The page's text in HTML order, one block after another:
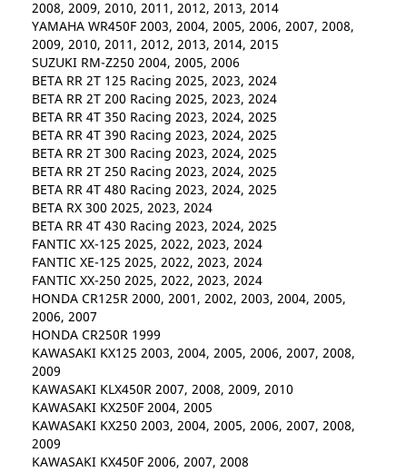
2008, 2009, 2010, 2011, 2012, 2013, 2014
YAMAHA WR450F 2003, 2004, 2005, 2006, 2007, 2008,
2009, 2010, 2011, 2012, 2013, 2014, 2015
SUZUKI RM-Z250 2004, 2005, 2006
BETA RR 2T 125 Racing 2025, 2023, 2024
BETA RR 2T 200 Racing 2025, 2023, 2024
BETA RR 4T 350 Racing 2023, 2024, 2025
BETA RR 4T 390 Racing 2023, 2024, 2025
BETA RR 2T 300 Racing 2023, 2024, 2025
BETA RR 2T 250 Racing 2023, 2024, 2025
BETA RR 4T 480 Racing 2023, 2024, 2025
BETA RX 300 2025, 2023, 2024
BETA RR 4T 430 Racing 2023, 2024, 2025
FANTIC XX-125 2025, 2022, 2023, 2024
FANTIC XE-125 2025, 2022, 2023, 2024
FANTIC XX-250 2025, 2022, 2023, 2024
HONDA CR125R 2000, 2001, 2002, 2003, 2004, 2005,
2006, 2007
HONDA CR250R 1999
KAWASAKI KX125 2003, 2004, 2005, 2006, 2007, 2008,
2009
KAWASAKI KLX450R 2007, 2008, 2009, 2010
KAWASAKI KX250F 2004, 2005
KAWASAKI KX250 2003, 2004, 2005, 2006, 2007, 2008,
2009
KAWASAKI KX450F 2006, 2007, 2008